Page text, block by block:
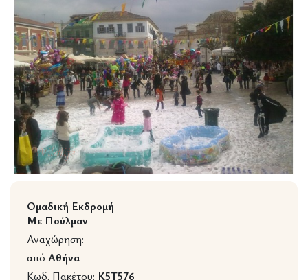
Wildlife
Ομαδική Εκδρομή
Με Πούλμαν
Αναχώρηση:
από Αθήνα
Κωδ. Πακέτου: K5T576